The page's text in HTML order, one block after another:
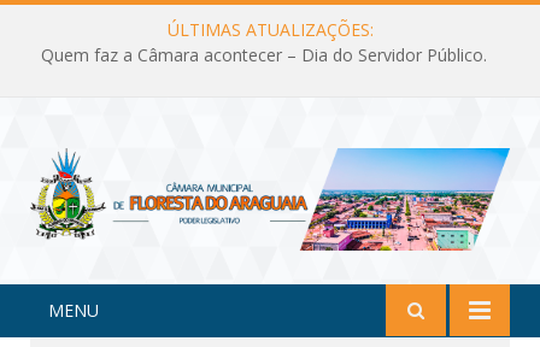
ÚLTIMAS ATUALIZAÇÕES:
Quem faz a Câmara acontecer – Dia do Servidor Público.
MENU